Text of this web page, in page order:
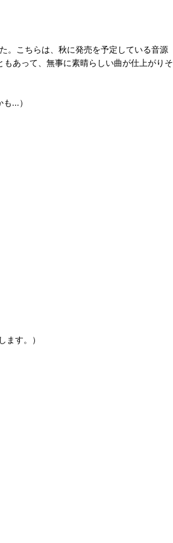
。こちらは、秋に発売を予定している音源
あって、無事に素晴らしい曲が仕上がりそ
…）
す。）